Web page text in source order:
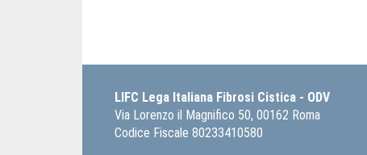
LIFC Lega Italiana Fibrosi Cistica - ODV
Via Lorenzo il Magnifico 50, 00162 Roma
Codice Fiscale 80233410580